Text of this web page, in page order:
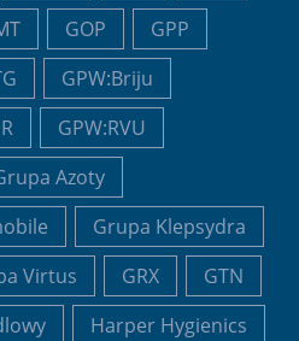
GOP
GPP
GPW:Briju
GPW:RVU
Azoty
Grupa Klepsydra
Virtus GRX
GTN
Harper Hygienics